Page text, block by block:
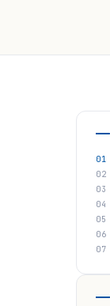
01
02
03
04
05
06
07